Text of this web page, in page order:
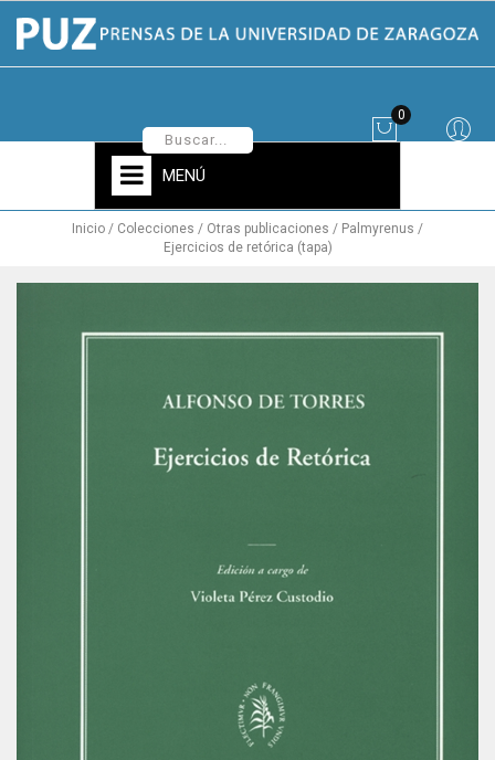
0
MENÚ
Inicio Colecciones Otras publicaciones
Palmyrenus
Ejercicios de retórica (tapa)